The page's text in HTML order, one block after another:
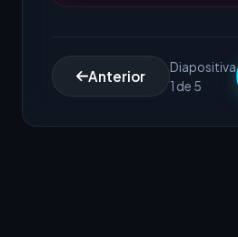
Anterior
Diapositiva
1 de 5